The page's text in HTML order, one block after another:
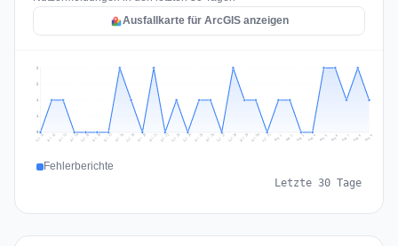
Ausfallkarte für ArcGIS anzeigen
1
1
2
2
Jul 11 Jul 12 Jul 13 Jul 14 Jul 15 Jul 16 Jul 17 Jul 18 Jul 19 Jul 20 Jul 21 Jul 22 Jul 23 Jul 24 Jul 25 Jul 26 Jul 27 Jul 28 Jul 29 Jul 30 Jul 31 Aug 1 Aug 2 Aug 3 Aug 4 Aug 5 Aug 6 Aug 7 Aug 8 Aug 9
Fehlerberichte
Letzte 30 Tage